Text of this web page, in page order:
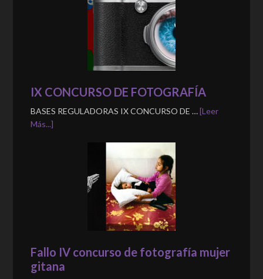
IX CONCURSO DE FOTOGRAFÍA
BASES REGULADORAS IX CONCURSO DE …[Leer
Más...]
Fallo IV concurso de fotografía mujer
gitana